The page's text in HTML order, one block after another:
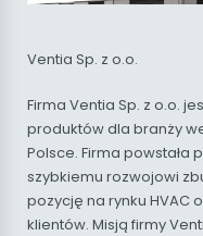
Ventia Sp. z o.o.
Firma Ventia Sp. z o.o.
produktów dla branży
Polsce. Firma powstała
szybkiemu rozwojowi
pozycję na rynku HVAC
klientów. Misją firmy